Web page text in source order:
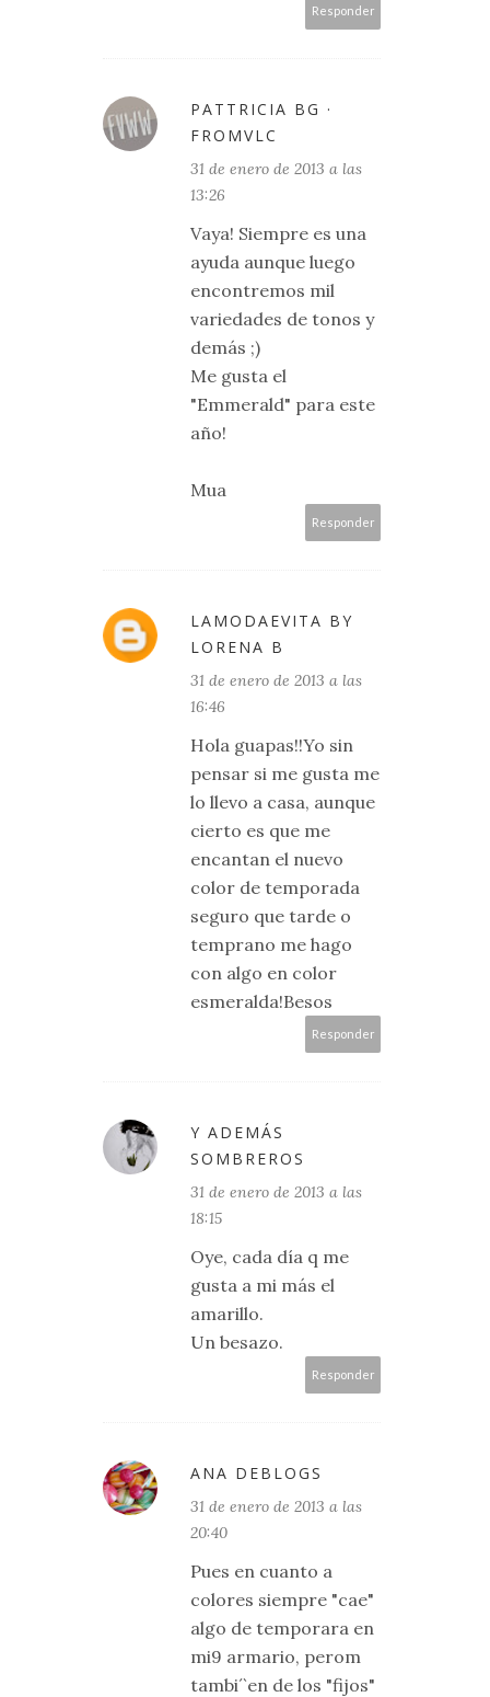
Responder
PATTRICIA BG ·
FROMVLC
31 de enero de 2013 a las
13:26
Vaya! Siempre es una
ayuda aunque luego
encontremos mil
variedades de tonos y
demás ;)
Me gusta el
"Emmerald" para este
año!
Mua
Responder
LAMODAEVITA BY
LORENA B
31 de enero de 2013 a las
16:46
Hola guapas!!Yo sin
pensar si me gusta me
lo llevo a casa, aunque
cierto es que me
encantan el nuevo
color de temporada
seguro que tarde o
temprano me hago
con algo en color
esmeralda!Besos
Responder
Y ADEMÁS
SOMBREROS
31 de enero de 2013 a las
18:15
Oye, cada día q me
gusta a mi más el
amarillo.
Un besazo.
Responder
ANA DEBLOGS
31 de enero de 2013 a las
20:40
Pues en cuanto a
colores siempre "cae"
algo de temporara en
mi9 armario, perom
tambi´`en de los "fijos"